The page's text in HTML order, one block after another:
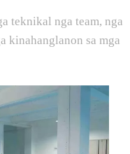
teknikal nga team, nga
kinahanglanon sa mga